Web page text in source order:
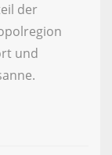
der
und